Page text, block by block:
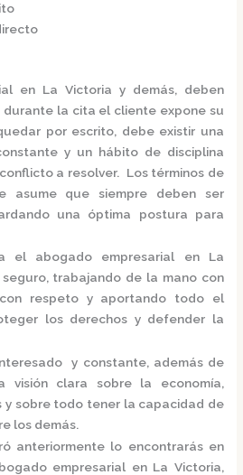
en La Victoria y demás, deben
durante la cita el cliente expone su
por escrito, debe existir una
y un hábito de disciplina
a resolver. Los términos de
asume que siempre deben ser
una óptima postura para
el abogado empresarial en La
trabajando de la mano con
respeto y aportando todo el
los derechos y defender la
y constante, además de
visión clara sobre la economía,
y sobre todo tener la capacidad de
los demás.
anteriormente lo encontrarás en
empresarial en La Victoria,